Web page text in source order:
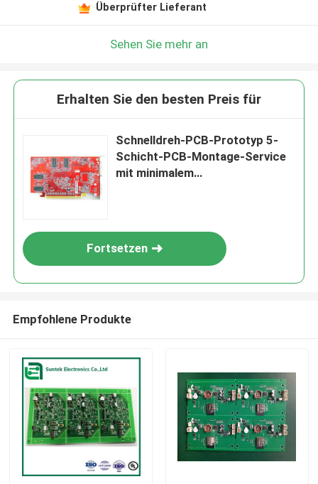
Überprüfter Lieferant
Sehen Sie mehr an
Erhalten Sie den besten Preis für
Schnelldreh-PCB-Prototyp 5-
Schicht-PCB-Montage-Service
mit minimalem
Fortsetzen
Empfohlene Produkte